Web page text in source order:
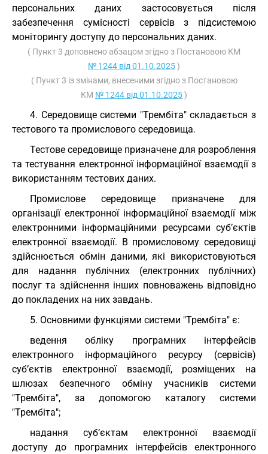
персональних даних застосовується після
забезпечення сумісності сервісів з підсистемою
моніторингу доступу до персональних даних.
( Пункт 3 доповнено абзацом згідно з Постановою КМ
№ 1244 від 01.10.2025)
( Пункт 3 із змінами, внесеними згідно з Постановою
КМ № 1244 від 01.10.2025)
4. Середовище системи "Трембіта" складається з
тестового та промислового середовища.
Тестове середовище призначене для розроблення
та тестування електронної інформаційної взаємодії з
використанням тестових даних.
Промислове середовище призначене для
організації електронної інформаційної взаємодії між
електронними інформаційними ресурсами суб’єктів
електронної взаємодії. В промисловому середовищі
здійснюється обмін даними, які використовуються
для надання публічних (електронних публічних)
послуг та здійснення інших повноважень відповідно
до покладених на них завдань.
5. Основними функціями системи "Трембіта" є:
ведення обліку програмних інтерфейсів
електронного інформаційного ресурсу (сервісів)
суб’єктів електронної взаємодії, розміщених на
шлюзах безпечного обміну учасників системи
"Трембіта", за допомогою каталогу системи
"Трембіта";
надання суб’єктам електронної взаємодії
доступу до програмних інтерфейсів електронного